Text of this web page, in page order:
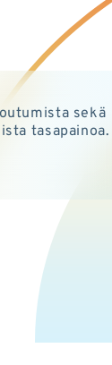
sekä
tasapainoa.